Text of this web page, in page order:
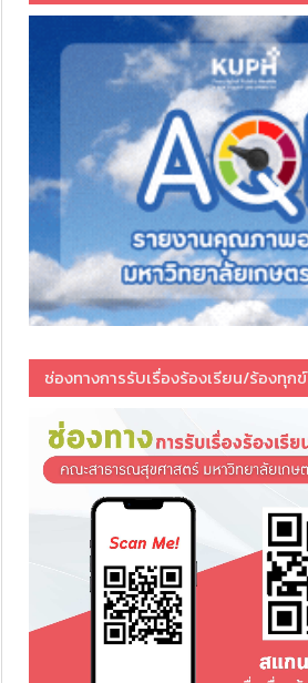
ช่องทางการรับเรื่องร้องเรียน/ร้องทุกข์